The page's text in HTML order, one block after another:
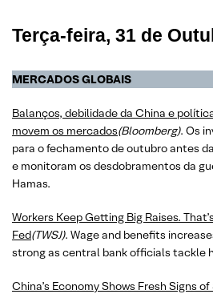
Terça-feira, 31 de
MERCADOS GLOBAIS
Balanços, debilidade da China e
movem os mercados(Bloomberg). Os
para o fechamento de outubro antes
e monitoram os desdobramentos da
Hamas.
Workers Keep Getting Big Raises.
Fed(TWSJ). Wage and benefits
strong as central bank officials tackle
China’s Economy Shows Fresh Signs